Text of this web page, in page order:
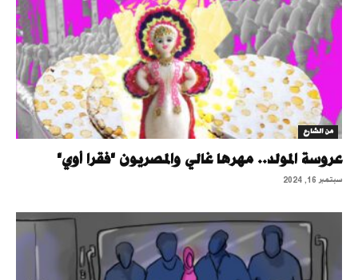
من الشارع
عروسة المولد.. مهرها غالي والمصريون "فقرا أوي"
سبتمبر 16, 2024